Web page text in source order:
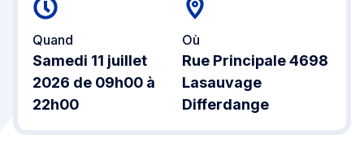
Quand
Samedi 11 juillet
2026 de 09h00 à
22h00
Où
Rue Principale 4698
Lasauvage
Differdange